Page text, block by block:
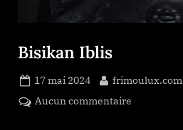
Bisikan Iblis
Posted
on
17 mai 2024 By
frimoulux.com
Aucun commentaire